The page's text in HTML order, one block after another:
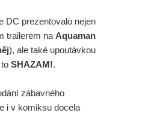
Zbrusu nový den -
filmu?
DC prezentovalo nejen
trailerem na Aquaman
), ale také upoutávkou
SHAZAM!.
zábavného
i v komiksu docela